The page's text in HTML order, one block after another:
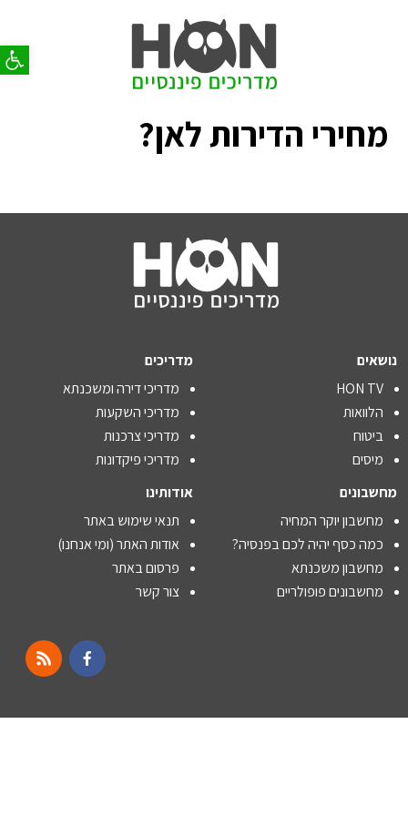
פתח
מחירי הדירות לאן?
נושאים
HON TV
הלוואות
ביטוח
מיסים
מדריכים
מדריכי דירה ומשכנתא
מדריכי השקעות
מדריכי צרכנות
מדריכי פיקדונות
מחשבונים
מחשבון יוקר המחיה
כמה כסף יהיה לכם בפנסיה?
מחשבון משכנתא
מחשבונים פופולריים
אודותינו
תנאי שימוש באתר
אודות האתר (ומי אנחנו)
פרסום באתר
צור קשר